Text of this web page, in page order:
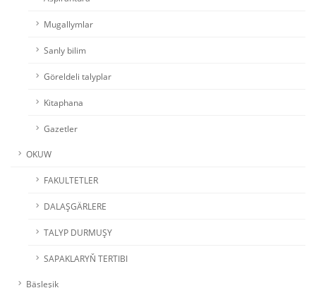
Mugallymlar
Sanly bilim
Göreldeli talyplar
Kitaphana
Gazetler
OKUW
FAKULTETLER
DALAŞGÄRLERE
TALYP DURMUŞY
SAPAKLARYŇ TERTIBI
Bäsleşik